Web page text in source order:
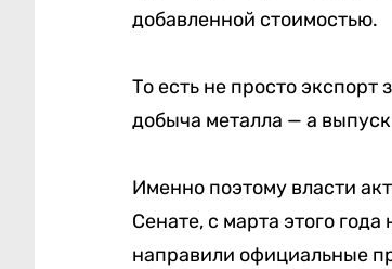
добавленной стоимостью.
То есть не просто экспорт
добыча металла — а
Именно поэтому власти
Сенате, с марта этого
направили официальные